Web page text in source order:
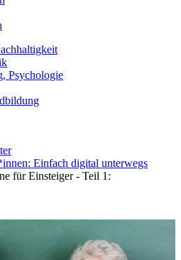
Psychologie
Einfach digital unterwegs
für Einsteiger - Teil 1: